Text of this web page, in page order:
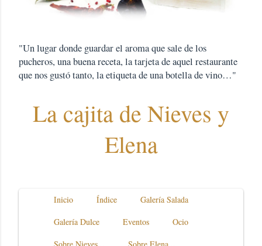
"Un lugar donde guardar el aroma que sale de los
pucheros, una buena receta, la tarjeta de aquel restaurante
que nos gustó tanto, la etiqueta de una botella de vino…"
La cajita de Nieves y
Elena
Inicio Índice
Galería Salada
Galería Dulce
Eventos
Ocio